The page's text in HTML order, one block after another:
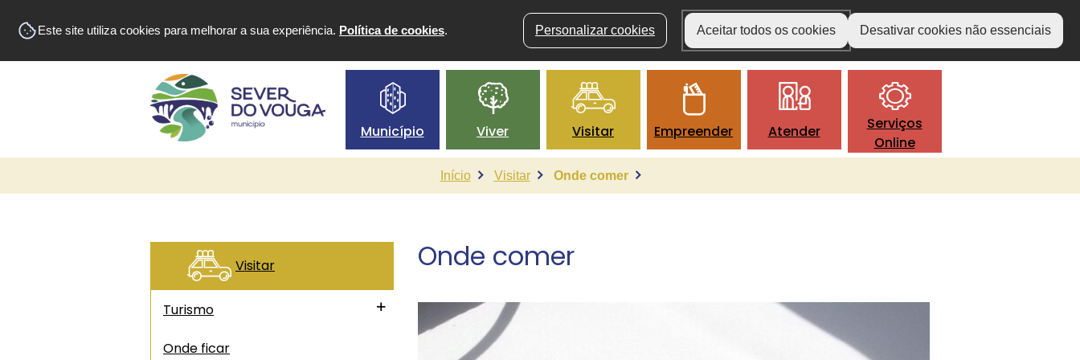
Este site utiliza cookies para melhorar a sua experiência. Política de cookies. Personalizar cookies Aceitar todos os cookies Desativar cookies não essenciais
Área do Munícipe
Município Viver Visitar Empreender Atender
Serviços
Online
Início Visitar Onde comer
Visitar
Turismo
Onde ficar
Onde comer